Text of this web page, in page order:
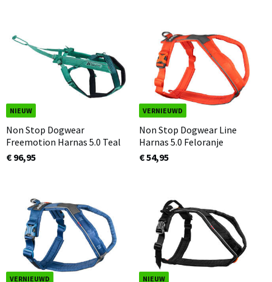
NIEUW
Non Stop Dogwear
Freemotion Harnas 5.0 Teal
€ 96,95
VERNIEUWD
Non Stop Dogwear Line
Harnas 5.0 Feloranje
€ 54,95
VERNIEUWD NIEUW